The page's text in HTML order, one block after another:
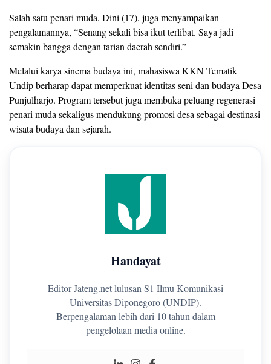
Salah satu penari muda, Dini (17), juga menyampaikan
pengalamannya, “Senang sekali bisa ikut terlibat. Saya jadi
semakin bangga dengan tarian daerah sendiri.”
Melalui karya sinema budaya ini, mahasiswa KKN Tematik
Undip berharap dapat memperkuat identitas seni dan budaya Desa
Punjulharjo. Program tersebut juga membuka peluang regenerasi
penari muda sekaligus mendukung promosi desa sebagai destinasi
wisata budaya dan sejarah.
Handayat
Editor Jateng.net lulusan S1 Ilmu Komunikasi
Universitas Diponegoro (UNDIP).
Berpengalaman lebih dari 10 tahun dalam
pengelolaan media online.